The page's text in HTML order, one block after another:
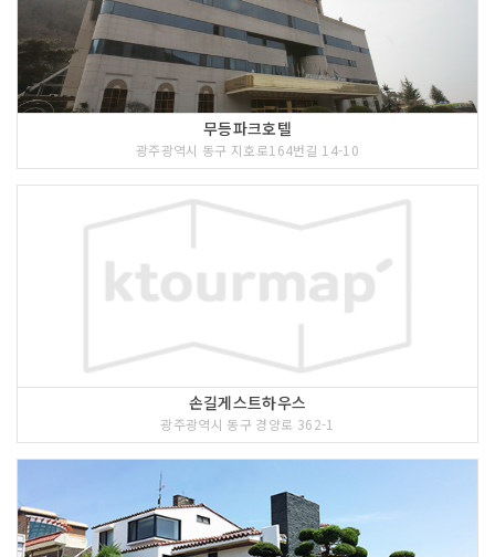
무등파크호텔
광주광역시 동구 지호로164번길 14-10
손길게스트하우스
광주광역시 동구 경양로 362-1